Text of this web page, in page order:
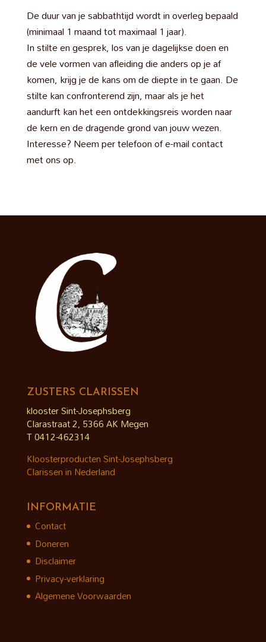
De duur van je sabbathtijd wordt in overleg bepaald
(minimaal 1 maand tot maximaal 1 jaar).
In stilte en gesprek, los van je dagelijkse doen en
de vele vormen van afleiding die anders op je af
komen, krijg je de kans om de diepte in te gaan. De
stilte kan confronterend zijn, maar als je het
aandurft kan het een ontdekkingsreis worden naar
de kern en de dragende grond van jouw wezen.
Interesse? Neem per telefoon of e-mail contact
met ons op.
ZUSTERS CLARISSEN
klooster Sint-Josephsberg
Clarastraat 2, 5366 AK Megen
T 0412-462314
Kloosterproducten Sint-Josephsberg
Clarissen in Nederland
INFORMATIE
Contact
Doneren
Disclaimer
Privacy-verklaring
Algemene Voorwaarden